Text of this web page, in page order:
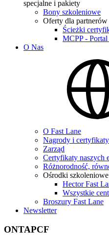
specjalne i pakiety
Bony szkoleniowe
Oferty dla
Ścieżki
MCPP -
O Nas
O Fast Lane
Nagrody i certyfikaty
Zarząd
Certyfikaty naszych
Różnorodność,
Ośrodki
Hector Fast
Wszystkie
Broszury Fast Lane
Newsletter
ONTAPCF